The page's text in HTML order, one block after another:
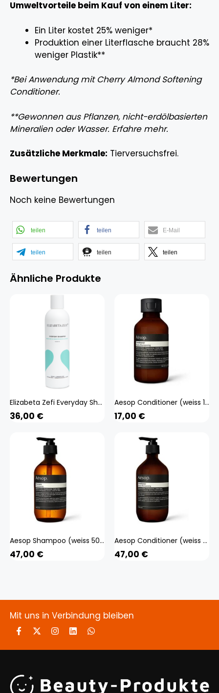
Umweltvorteile beim Kauf von einem Liter:
Ein Liter kostet 25% weniger*
Produktion einer Literflasche braucht 28%
weniger Plastik**
*Bei Anwendung mit Cherry Almond Softening
Conditioner.
**Gewonnen aus Pflanzen, nicht-erdölbasierten
Mineralien oder Wasser. Erfahre mehr.
Zusätzliche Merkmale: Tierversuchsfrei.
Bewertungen
Noch keine Bewertungen
teilen teilen E-Mail
teilen teilen teilen
Ähnliche Produkte
Elizabeta Zefi Everyday Shampoo (weiss 250 ml) Beauty, Haare
36,00 €
Aesop Conditioner (weiss 100 ml) Beauty, Haare
17,00 €
Aesop Shampoo (weiss 500 ml) Beauty, Haare
47,00 €
Aesop Conditioner (weiss 500 ml) Beauty, Haare
47,00 €
Mit uns in Verbindung bleiben